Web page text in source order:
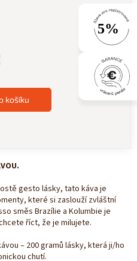
košíku
gesto lásky, tato káva je
které si zaslouží zvláštní
směs Brazílie a Kolumbie je
říct, že je milujete.
– 200 gramů lásky, která ji/ho
chutí.